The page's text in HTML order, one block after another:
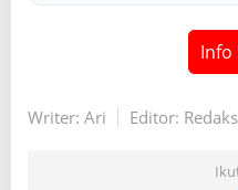
Info
Writer: Ari Editor: